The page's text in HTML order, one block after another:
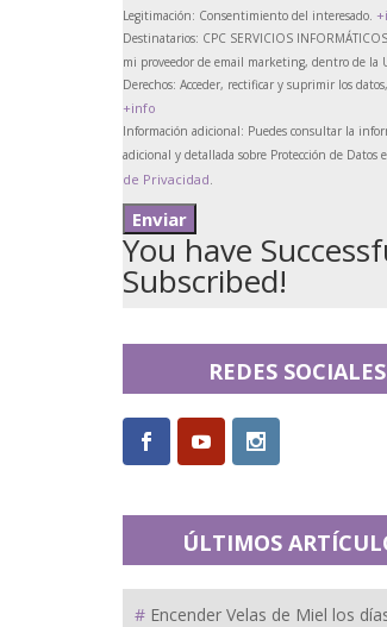
Legitimación: Consentimiento del interesado.
Destinatarios: CPC SERVICIOS
mi proveedor de email marketing, dentro de la
Derechos: Acceder, rectificar y suprimir los
+info
Información adicional: Puedes consultar la
adicional y detallada sobre Protección de Datos
de Privacidad.
You have
Subscribed!
REDES SOCIALES
ÚLTIMOS
Encender Velas de Miel los